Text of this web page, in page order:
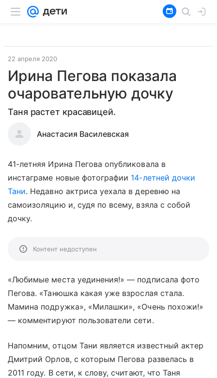
22 апреля 2020
Ирина Пегова показала
очаровательную дочку
Таня растет красавицей.
Анастасия Василевская
41-летняя Ирина Пегова опубликовала в
инстаграме новые фотографии 14-летней дочки
Тани. Недавно актриса уехала в деревню на
самоизоляцию и, судя по всему, взяла с собой
дочку.
Контент недоступен
«Любимые места уединения!» — подписала фото
Пегова. «Танюшка какая уже взрослая стала.
Мамина подружка», «Милашки», «Очень похожи!»
— комментируют пользователи сети.
Напомним, отцом Тани является известный актер
Дмитрий Орлов, с которым Пегова развелась в
2011 году. В сети, к слову, считают, что Таня